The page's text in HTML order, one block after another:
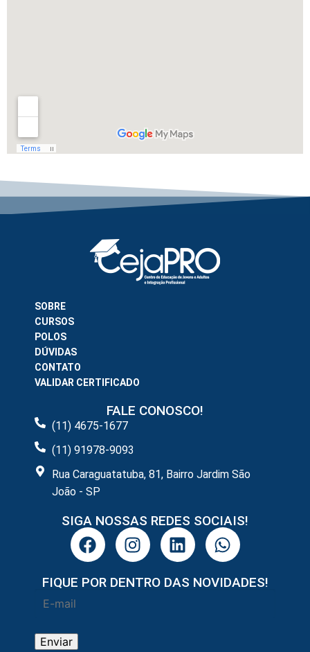
SOBRE
CURSOS
POLOS
DÚVIDAS
CONTATO
VALIDAR CERTIFICADO
FALE CONOSCO!
(11) 4675-1677
(11) 91978-9093
Rua Caraguatatuba, 81, Bairro Jardim São
João - SP
SIGA NOSSAS REDES SOCIAIS!
FIQUE POR DENTRO DAS NOVIDADES!